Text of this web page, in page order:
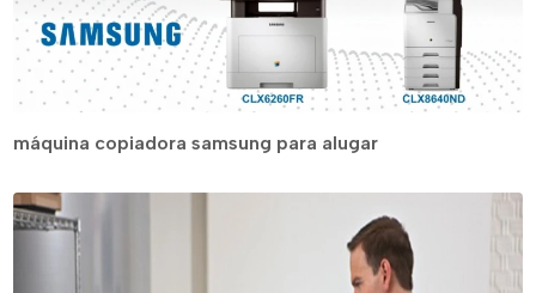
máquina copiadora samsung para alugar